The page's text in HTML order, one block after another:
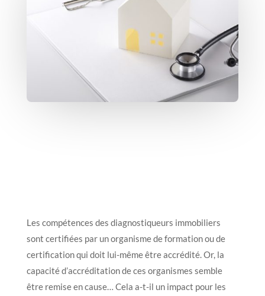
Les compétences des diagnostiqueurs immobiliers
sont certifiées par un organisme de formation ou de
certification qui doit lui-même être accrédité. Or, la
capacité d’accréditation de ces organismes semble
être remise en cause… Cela a-t-il un impact pour les